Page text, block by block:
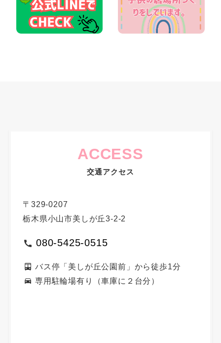
ACCESS
交通アクセス
〒329-0207
栃木県小山市美しが丘3-2-2
080-5425-0515
バス停「美しが丘公園前」から徒歩1分
専用駐輪場有り（車庫に２台分）